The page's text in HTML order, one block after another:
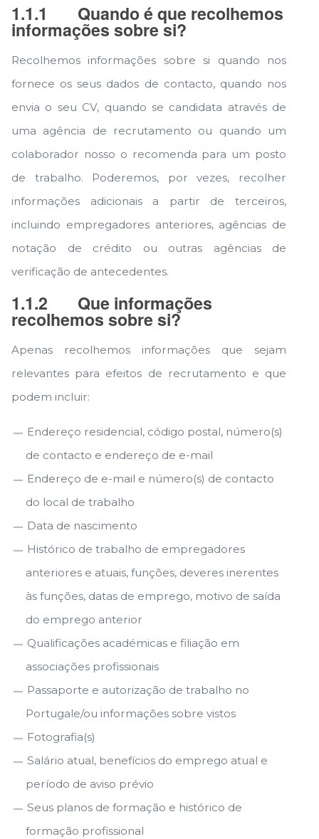
1.1.1 Quando é que recolhemos
informações sobre si?
Recolhemos informações sobre si quando nos
fornece os seus dados de contacto, quando nos
envia o seu CV, quando se candidata através de
uma agência de recrutamento ou quando um
colaborador nosso o recomenda para um posto
de trabalho. Poderemos, por vezes, recolher
informações adicionais a partir de terceiros,
incluindo empregadores anteriores, agências de
notação de crédito ou outras agências de
verificação de antecedentes.
1.1.2 Que informações
recolhemos sobre si?
Apenas recolhemos informações que sejam
relevantes para efeitos de recrutamento e que
podem incluir:
Endereço residencial, código postal, número(s)
de contacto e endereço de e-mail
Endereço de e-mail e número(s) de contacto
do local de trabalho
Data de nascimento
Histórico de trabalho de empregadores
anteriores e atuais, funções, deveres inerentes
às funções, datas de emprego, motivo de saída
do emprego anterior
Qualificações académicas e filiação em
associações profissionais
Passaporte e autorização de trabalho no
Portugale/ou informações sobre vistos
Fotografia(s)
Salário atual, benefícios do emprego atual e
período de aviso prévio
Seus planos de formação e histórico de
formação profissional